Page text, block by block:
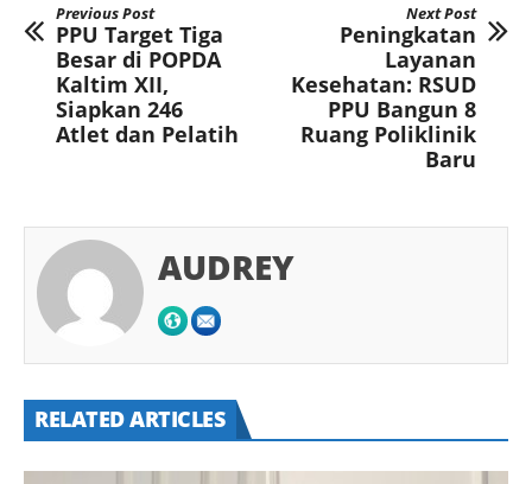
Previous Post
PPU Target Tiga
Besar di POPDA
Kaltim XII,
Siapkan 246
Atlet dan Pelatih
Next Post
Peningkatan
Layanan
Kesehatan: RSUD
PPU Bangun 8
Ruang Poliklinik
Baru
AUDREY
RELATED ARTICLES